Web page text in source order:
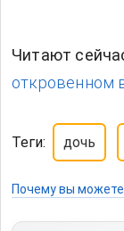
Читают
откровенном
Теги: дочь
Почему вы